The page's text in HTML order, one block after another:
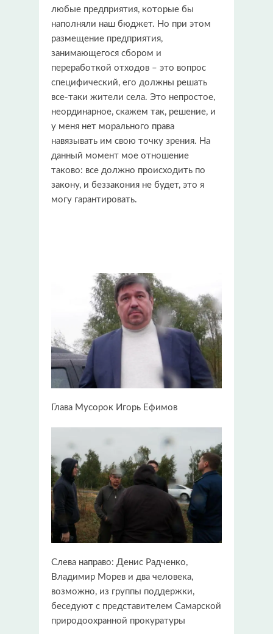
любые предприятия, которые бы
наполняли наш бюджет. Но при этом
размещение предприятия,
занимающегося сбором и
переработкой отходов – это вопрос
специфический, его должны решать
все-таки жители села. Это непростое,
неординарное, скажем так, решение, и
у меня нет морального права
навязывать им свою точку зрения. На
данный момент мое отношение
таково: все должно происходить по
закону, и беззакония не будет, это я
могу гарантировать.
Глава Мусорок Игорь Ефимов
Слева направо: Денис Радченко,
Владимир Морев и два человека,
возможно, из группы поддержки,
беседуют с представителем Самарской
природоохранной прокуратуры